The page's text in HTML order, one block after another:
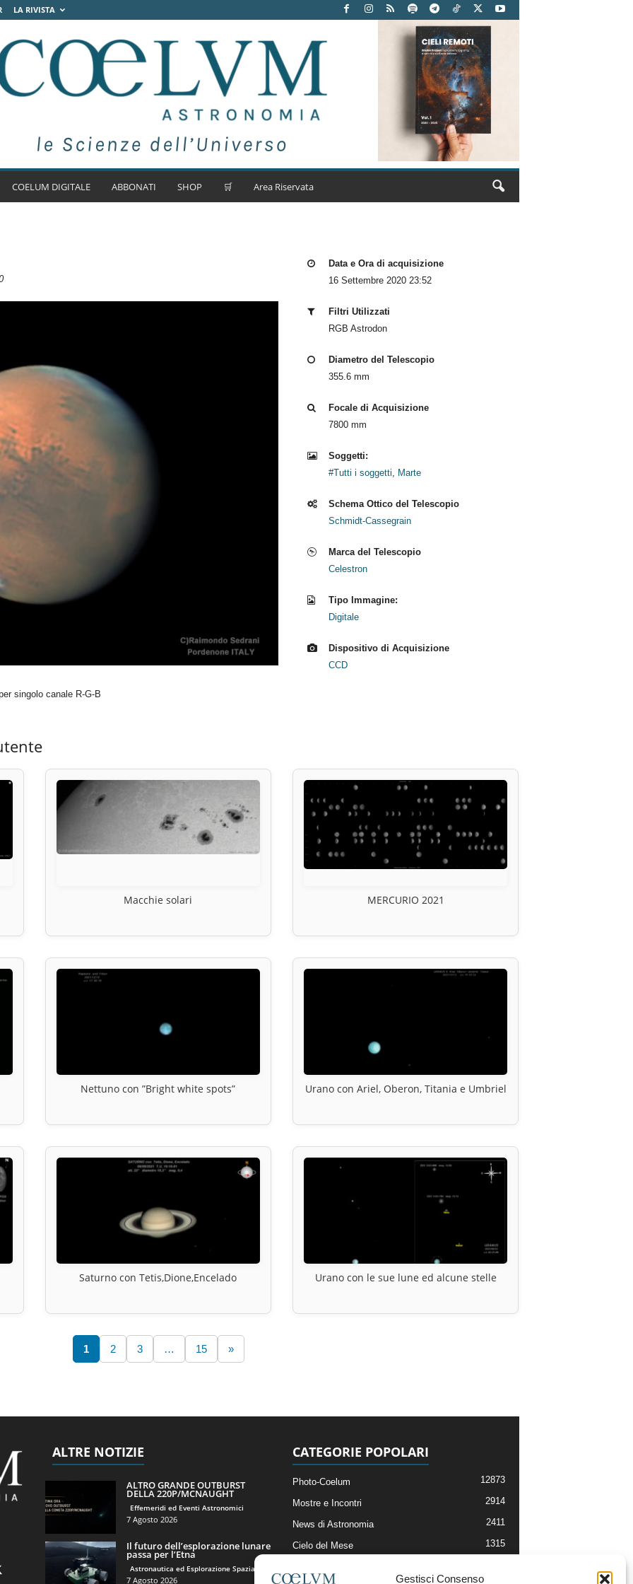
Gestisci Consenso
LA RIVISTA
COELUM DIGITALE ABBONATI SHOP 🛒 Area Riservata
singolo canale R-G-B
Data e Ora di acquisizione
16 Settembre 2020 23:52
Filtri Utilizzati
RGB Astrodon
Diametro del Telescopio
355.6 mm
Focale di Acquisizione
7800 mm
Soggetti:
#Tutti i soggetti, Marte
Schema Ottico del Telescopio
Schmidt-Cassegrain
Marca del Telescopio
Celestron
Tipo Immagine:
Digitale
Dispositivo di Acquisizione
CCD
Macchie solari MERCURIO 2021
Nettuno con ”Bright white spots” Urano con Ariel, Oberon, Titania e Umbriel
Saturno con Tetis,Dione,Encelado Urano con le sue lune ed alcune stelle
1 2 3 … 15 »
ALTRE NOTIZIE
ALTRO GRANDE OUTBURST
DELLA 220P/MCNAUGHT
Effemeridi ed Eventi Astronomici
7 Agosto 2026
Il futuro dell’esplorazione lunare
passa per l’Etna
Astronautica ed Esplorazione Spaziale
7 Agosto 2026
CATEGORIE POPOLARI
Photo-Coelum 12873
Mostre e Incontri 2914
News di Astronomia 2411
Cielo del Mese 1315